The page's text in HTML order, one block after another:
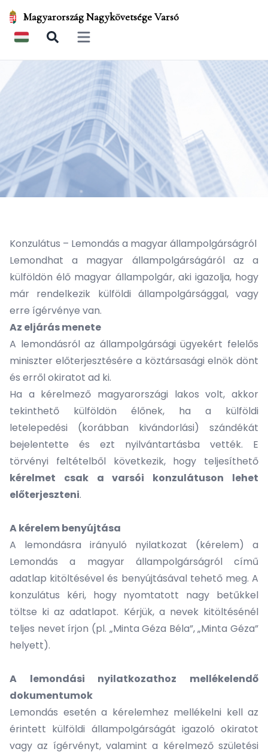
Magyarország Nagykövetsége Varsó
Open main menu
Konzulátus – Lemondás a magyar állampolgárságról
Lemondhat a magyar állampolgárságáról az a
külföldön élő magyar állampolgár, aki igazolja, hogy
már rendelkezik külföldi állampolgársággal, vagy
erre ígérvénye van.
Az eljárás menete
A lemondásról az állampolgársági ügyekért felelős
miniszter előterjesztésére a köztársasági elnök dönt
és erről okiratot ad ki.
Ha a kérelmező magyarországi lakos volt, akkor
tekinthető külföldön élőnek, ha a külföldi
letelepedési (korábban kivándorlási) szándékát
bejelentette és ezt nyilvántartásba vették. E
törvényi feltételből következik, hogy teljesíthető
kérelmet csak a varsói konzulátuson lehet
előterjeszteni.
A kérelem benyújtása
A lemondásra irányuló nyilatkozat (kérelem) a
Lemondás a magyar állampolgárságról című
adatlap kitöltésével és benyújtásával tehető meg. A
konzulátus kéri, hogy nyomtatott nagy betűkkel
töltse ki az adatlapot. Kérjük, a nevek kitöltésénél
teljes nevet írjon (pl. „Minta Géza Béla”, „Minta Géza”
helyett).
A lemondási nyilatkozathoz mellékelendő
dokumentumok
Lemondás esetén a kérelemhez mellékelni kell az
érintett külföldi állampolgárságát igazoló okiratot
vagy az ígérvényt, valamint a kérelmező születési